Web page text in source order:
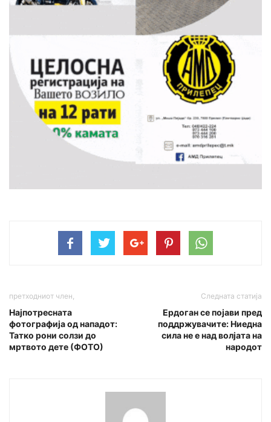
претходниот член,
Најпотресната
фотографија од нападот:
Татко рони солзи до
мртвото дете (ФОТО)
Следната статија
Ердоган се појави пред
поддржувачите: Ниедна
сила не е над волјата на
народот